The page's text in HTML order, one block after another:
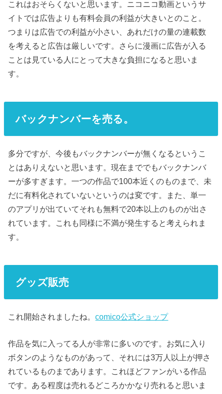
これはおそらくないと思います。ニコニコ動画というサ
イトでは広告よりも有料会員の利益が大きいとのこと。
つまりは広告での利益が小さい、あれだけの量の連載数
を考えると広告は厳しいです。さらに漫画に広告が入る
ことは見ている人にとって大きな負担になると思いま
す。
バックナンバーを売る。
多分ですが、今後もバックナンバーが無くなるというこ
とはありえないと思います。現在まででもバックナンバ
ーが多すぎます。一つの作品で100本近くのものまで、未
だに有料化されていないというのは変です。また、単一
のアプリが出ていてそれも無料で20本以上のものが出さ
れています。これも同様に不満が発生すると考えられま
す。
グッズ販売
これ開始されましたね。comico公式ショップ
作品を気に入ってる人が非常に多いのです。お気に入り
ボタンのようなものがあって、それには3万人以上が押さ
れているものまであります。これほどファンがいる作品
です。ある程度は売れるどころかかなり売れると思いま